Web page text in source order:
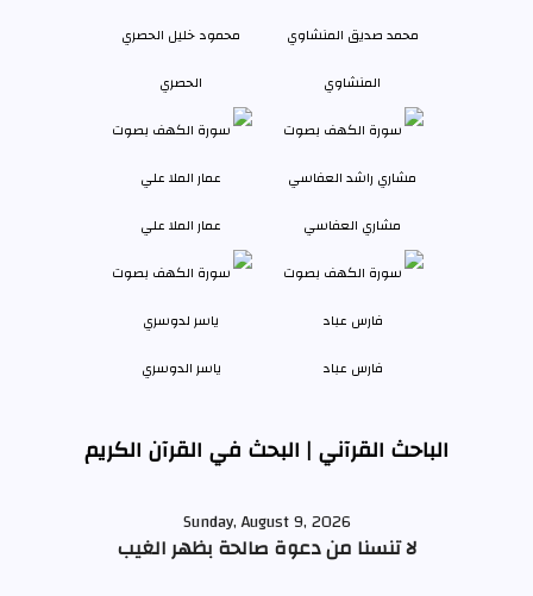
المنشاوي الحصري
مشاري العفاسي عمار الملا علي
فارس عباد ياسر الدوسري
الباحث القرآني | البحث في القرآن الكريم
Sunday, August 9, 2026
لا تنسنا من دعوة صالحة بظهر الغيب